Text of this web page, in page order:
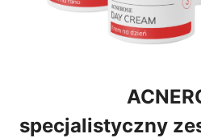
specjalistyczny